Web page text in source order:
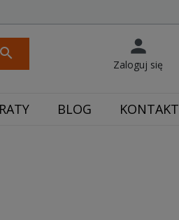
search person
Zaloguj się
RATY BLOG KONTAKT